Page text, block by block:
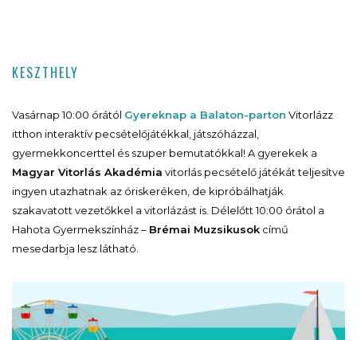
KESZTHELY
Vasárnap 10:00 órától Gyereknap a Balaton-parton Vitorlázz
itthon interaktív pecsételőjátékkal, játszóházzal,
gyermekkoncerttel és szuper bemutatókkal! A gyerekek a
Magyar Vitorlás Akadémia vitorlás pecsételő játékát teljesítve
ingyen utazhatnak az óriskeréken, de kipróbálhatják
szakavatott vezetőkkel a vitorlázást is. Délelőtt 10:00 órátol a
Hahota Gyermekszínház – Brémai Muzsikusok című
mesedarbja lesz látható.